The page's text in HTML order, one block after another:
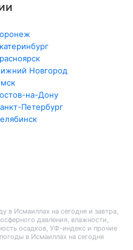
Новгород
на-Дону
Петербург
в Исмаиллах на сегодня и завтра,
давления, влажности,
осадков, УФ-индекс и прочие
в Исмаиллах на сегодня